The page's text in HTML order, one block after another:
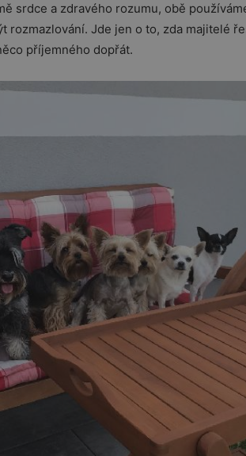
srdce a zdravého rozumu, obě
rozmazlování. Jde jen o to, zda majitelé
příjemného dopřát.